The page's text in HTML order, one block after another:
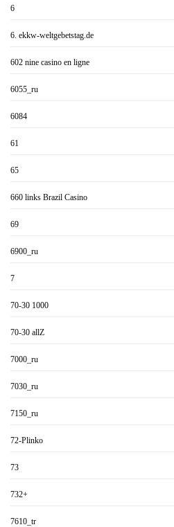
6
6. ekkw-weltgebetstag.de
602 nine casino en ligne
6055_ru
6084
61
65
660 links Brazil Casino
69
6900_ru
7
70-30 1000
70-30 allZ
7000_ru
7030_ru
7150_ru
72-Plinko
73
732+
7610_tr